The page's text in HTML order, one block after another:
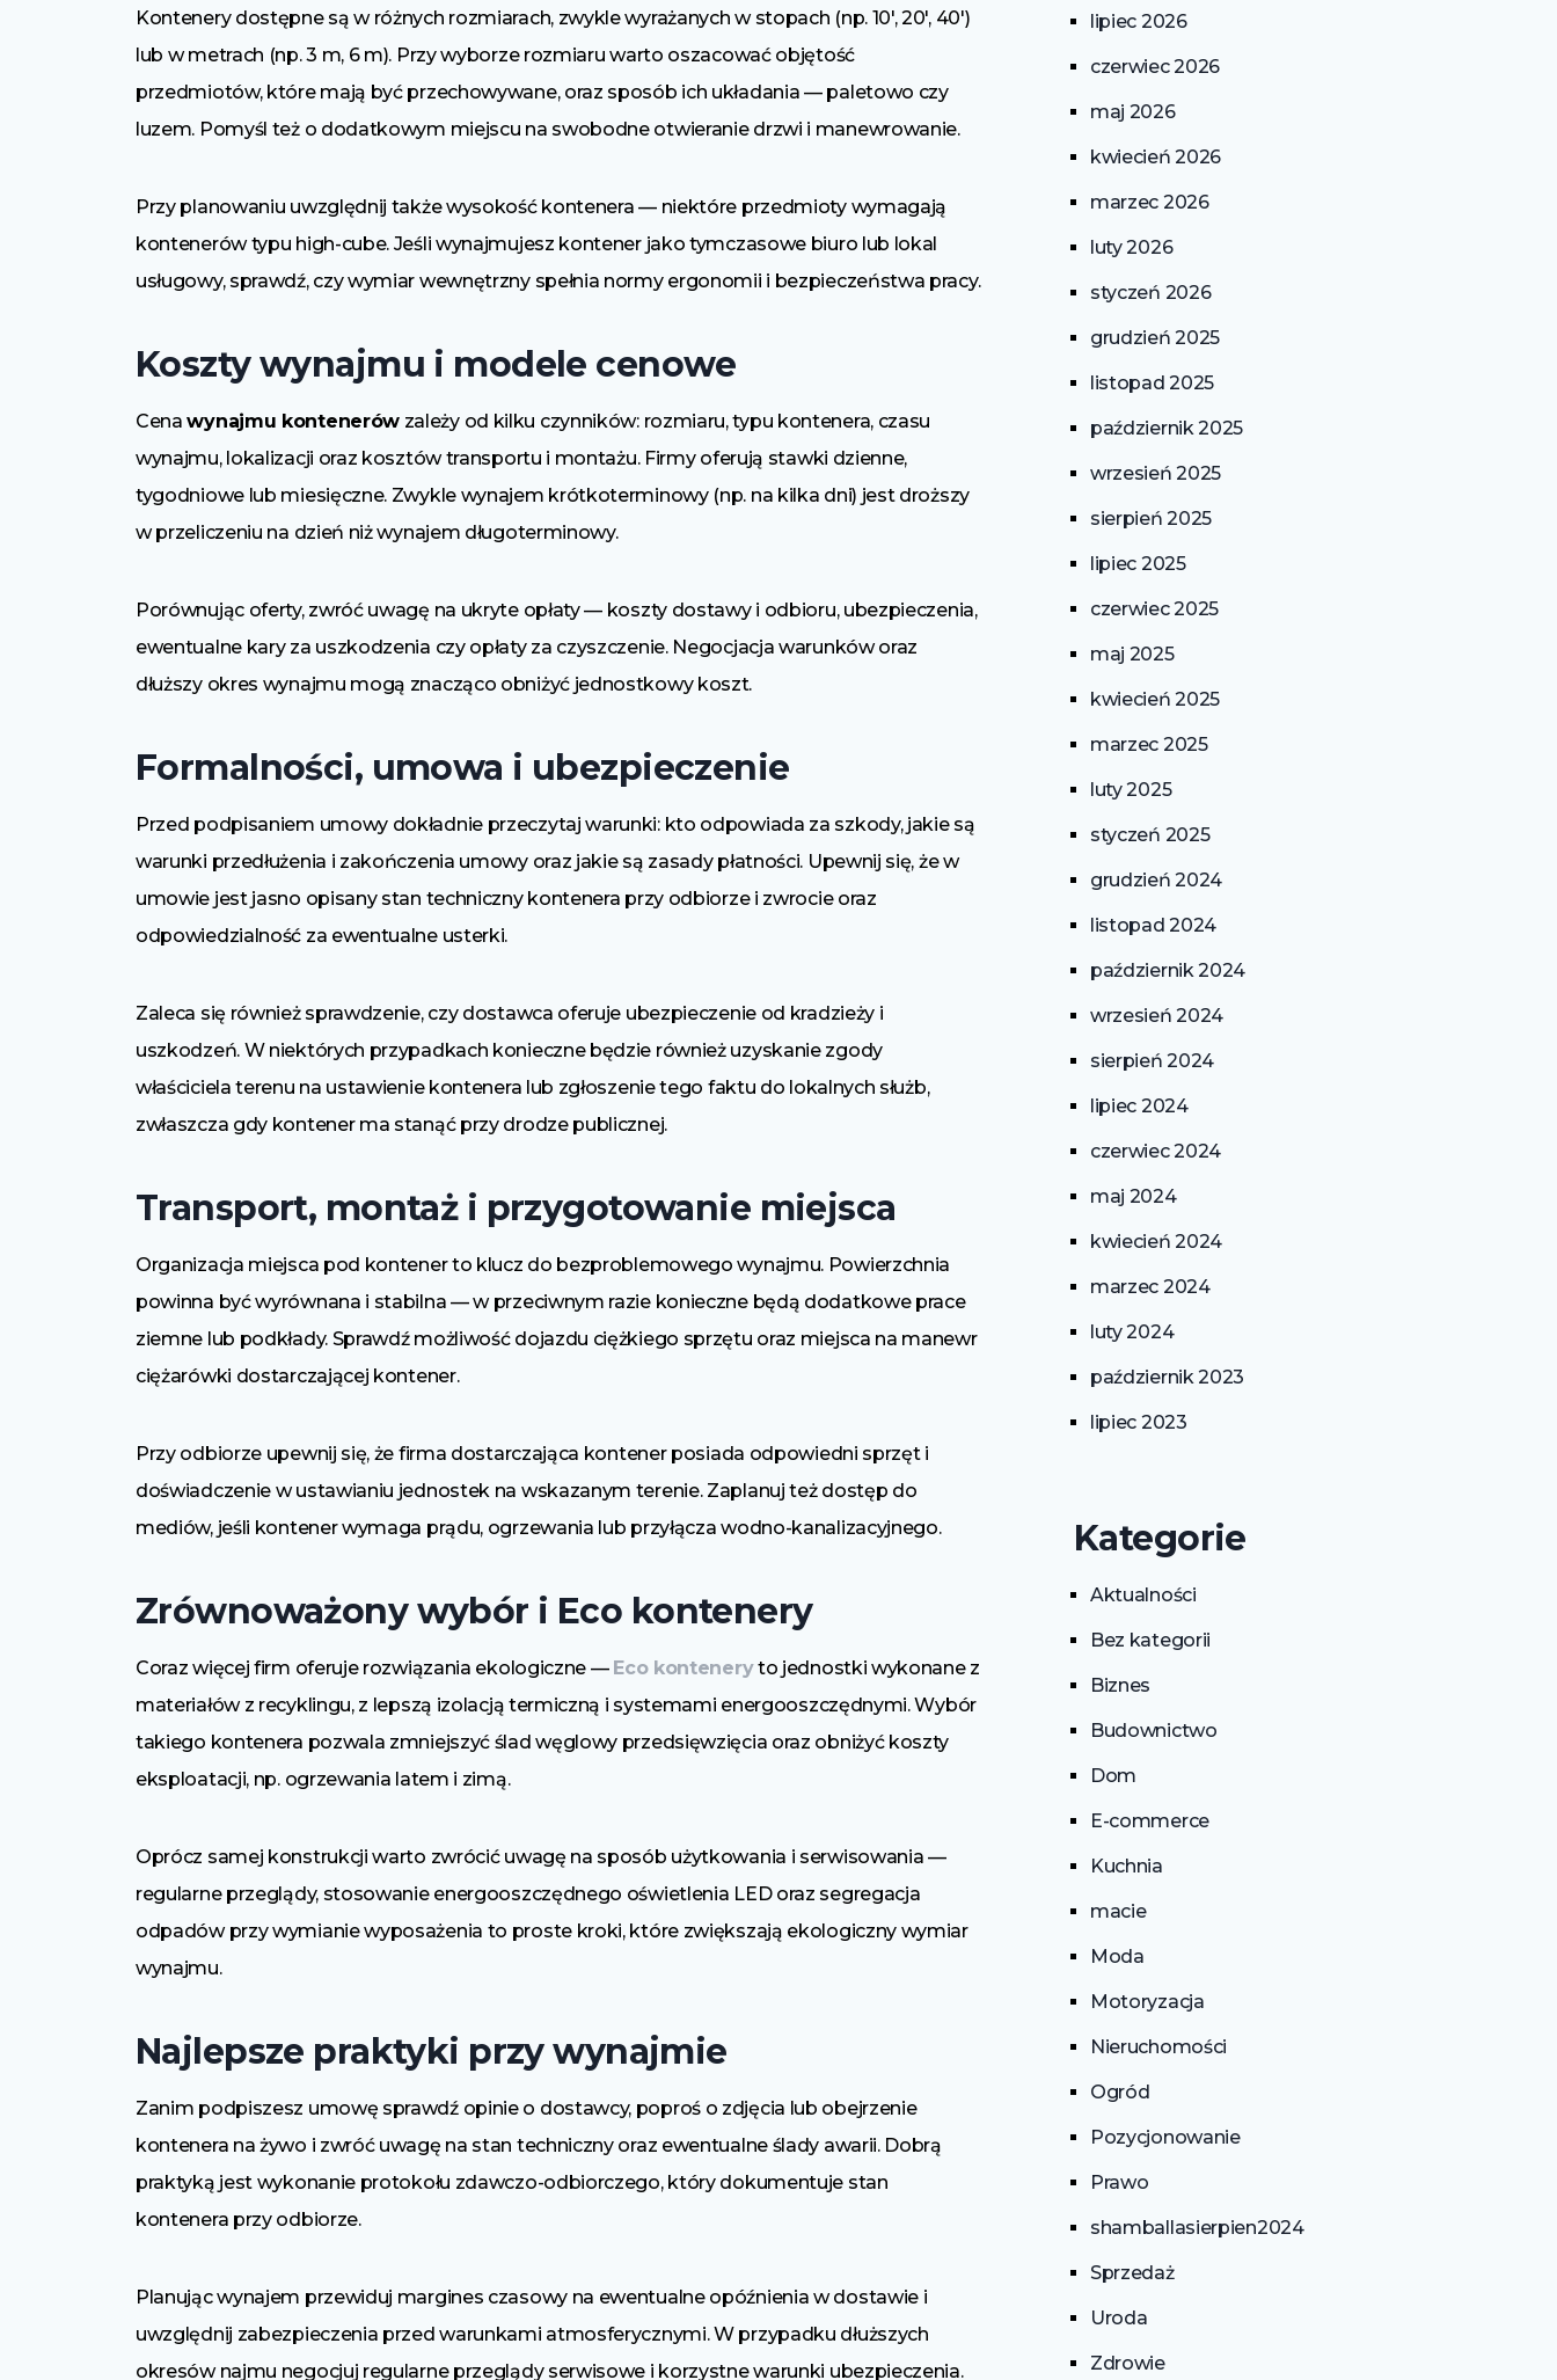
Kontenery dostępne są w różnych rozmiarach, zwykle wyrażanych w stopach (np. 10′, 20′, 40′)
lub w metrach (np. 3 m, 6 m). Przy wyborze rozmiaru warto oszacować objętość
przedmiotów, które mają być przechowywane, oraz sposób ich układania — paletowo czy
luzem. Pomyśl też o dodatkowym miejscu na swobodne otwieranie drzwi i manewrowanie.
Przy planowaniu uwzględnij także wysokość kontenera — niektóre przedmioty wymagają
kontenerów typu high-cube. Jeśli wynajmujesz kontener jako tymczasowe biuro lub lokal
usługowy, sprawdź, czy wymiar wewnętrzny spełnia normy ergonomii i bezpieczeństwa pracy.
Koszty wynajmu i modele cenowe
Cenawynajmu kontenerów zależy od kilku czynników: rozmiaru, typu kontenera, czasu
wynajmu, lokalizacji oraz kosztów transportu i montażu. Firmy oferują stawki dzienne,
tygodniowe lub miesięczne. Zwykle wynajem krótkoterminowy (np. na kilka dni) jest droższy
w przeliczeniu na dzień niż wynajem długoterminowy.
Porównując oferty, zwróć uwagę na ukryte opłaty — koszty dostawy i odbioru, ubezpieczenia,
ewentualne kary za uszkodzenia czy opłaty za czyszczenie. Negocjacja warunków oraz
dłuższy okres wynajmu mogą znacząco obniżyć jednostkowy koszt.
Formalności, umowa i ubezpieczenie
Przed podpisaniem umowy dokładnie przeczytaj warunki: kto odpowiada za szkody, jakie są
warunki przedłużenia i zakończenia umowy oraz jakie są zasady płatności. Upewnij się, że w
umowie jest jasno opisany stan techniczny kontenera przy odbiorze i zwrocie oraz
odpowiedzialność za ewentualne usterki.
Zaleca się również sprawdzenie, czy dostawca oferuje ubezpieczenie od kradzieży i
uszkodzeń. W niektórych przypadkach konieczne będzie również uzyskanie zgody
właściciela terenu na ustawienie kontenera lub zgłoszenie tego faktu do lokalnych służb,
zwłaszcza gdy kontener ma stanąć przy drodze publicznej.
Transport, montaż i przygotowanie miejsca
Organizacja miejsca pod kontener to klucz do bezproblemowego wynajmu. Powierzchnia
powinna być wyrównana i stabilna — w przeciwnym razie konieczne będą dodatkowe prace
ziemne lub podkłady. Sprawdź możliwość dojazdu ciężkiego sprzętu oraz miejsca na manewr
ciężarówki dostarczającej kontener.
Przy odbiorze upewnij się, że firma dostarczająca kontener posiada odpowiedni sprzęt i
doświadczenie w ustawianiu jednostek na wskazanym terenie. Zaplanuj też dostęp do
mediów, jeśli kontener wymaga prądu, ogrzewania lub przyłącza wodno-kanalizacyjnego.
Zrównoważony wybór i Eco kontenery
Coraz więcej firm oferuje rozwiązania ekologiczne — Eco konteneryto jednostki wykonane z
materiałów z recyklingu, z lepszą izolacją termiczną i systemami energooszczędnymi. Wybór
takiego kontenera pozwala zmniejszyć ślad węglowy przedsięwzięcia oraz obniżyć koszty
eksploatacji, np. ogrzewania latem i zimą.
Oprócz samej konstrukcji warto zwrócić uwagę na sposób użytkowania i serwisowania —
regularne przeglądy, stosowanie energooszczędnego oświetlenia LED oraz segregacja
odpadów przy wymianie wyposażenia to proste kroki, które zwiększają ekologiczny wymiar
wynajmu.
Najlepsze praktyki przy wynajmie
Zanim podpiszesz umowę sprawdź opinie o dostawcy, poproś o zdjęcia lub obejrzenie
kontenera na żywo i zwróć uwagę na stan techniczny oraz ewentualne ślady awarii. Dobrą
praktyką jest wykonanie protokołu zdawczo-odbiorczego, który dokumentuje stan
kontenera przy odbiorze.
Planując wynajem przewiduj margines czasowy na ewentualne opóźnienia w dostawie i
uwzględnij zabezpieczenia przed warunkami atmosferycznymi. W przypadku dłuższych
okresów najmu negocjuj regularne przeglądy serwisowe i korzystne warunki ubezpieczenia.
lipiec 2026
czerwiec 2026
maj 2026
kwiecień 2026
marzec 2026
luty 2026
styczeń 2026
grudzień 2025
listopad 2025
październik 2025
wrzesień 2025
sierpień 2025
lipiec 2025
czerwiec 2025
maj 2025
kwiecień 2025
marzec 2025
luty 2025
styczeń 2025
grudzień 2024
listopad 2024
październik 2024
wrzesień 2024
sierpień 2024
lipiec 2024
czerwiec 2024
maj 2024
kwiecień 2024
marzec 2024
luty 2024
październik 2023
lipiec 2023
Kategorie
Aktualności
Bez kategorii
Biznes
Budownictwo
Dom
E-commerce
Kuchnia
macie
Moda
Motoryzacja
Nieruchomości
Ogród
Pozycjonowanie
Prawo
shamballasierpien2024
Sprzedaż
Uroda
Zdrowie